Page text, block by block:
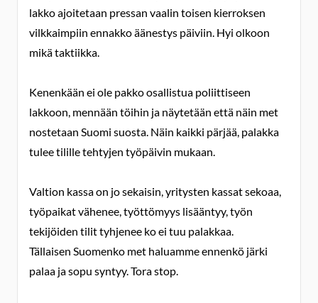
lakko ajoitetaan pressan vaalin toisen kierroksen
vilkkaimpiin ennakko äänestys päiviin. Hyi olkoon
mikä taktiikka.
Kenenkään ei ole pakko osallistua poliittiseen
lakkoon, mennään töihin ja näytetään että näin met
nostetaan Suomi suosta. Näin kaikki pärjää, palakka
tulee tilille tehtyjen työpäivin mukaan.
Valtion kassa on jo sekaisin, yritysten kassat sekoaa,
työpaikat vähenee, työttömyys lisääntyy, työn
tekijöiden tilit tyhjenee ko ei tuu palakkaa.
Tällaisen Suomenko met haluamme ennenkö järki
palaa ja sopu syntyy. Tora stop.